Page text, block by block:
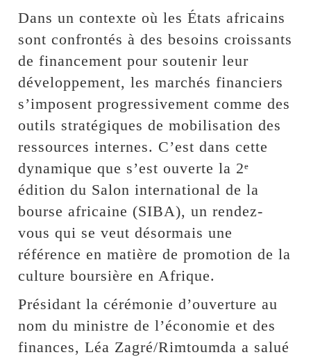
Dans un contexte où les États africains
sont confrontés à des besoins croissants
de financement pour soutenir leur
développement, les marchés financiers
s’imposent progressivement comme des
outils stratégiques de mobilisation des
ressources internes. C’est dans cette
dynamique que s’est ouverte la 2ᵉ
édition du Salon international de la
bourse africaine (SIBA), un rendez-
vous qui se veut désormais une
référence en matière de promotion de la
culture boursière en Afrique.
Présidant la cérémonie d’ouverture au
nom du ministre de l’économie et des
finances, Léa Zagré/Rimtoumda a salué